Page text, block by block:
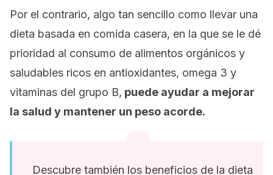
Por el contrario, algo tan sencillo como llevar una
dieta basada en comida casera, en la que se le dé
prioridad al consumo de alimentos orgánicos y
saludables ricos en antioxidantes, omega 3 y
vitaminas del grupo B, puede ayudar a mejorar
la salud y mantener un peso acorde.
Descubre también los beneficios de la dieta